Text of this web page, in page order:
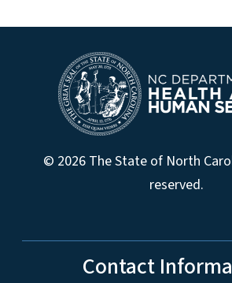
© 2026 The State of North
reserved.
Contact